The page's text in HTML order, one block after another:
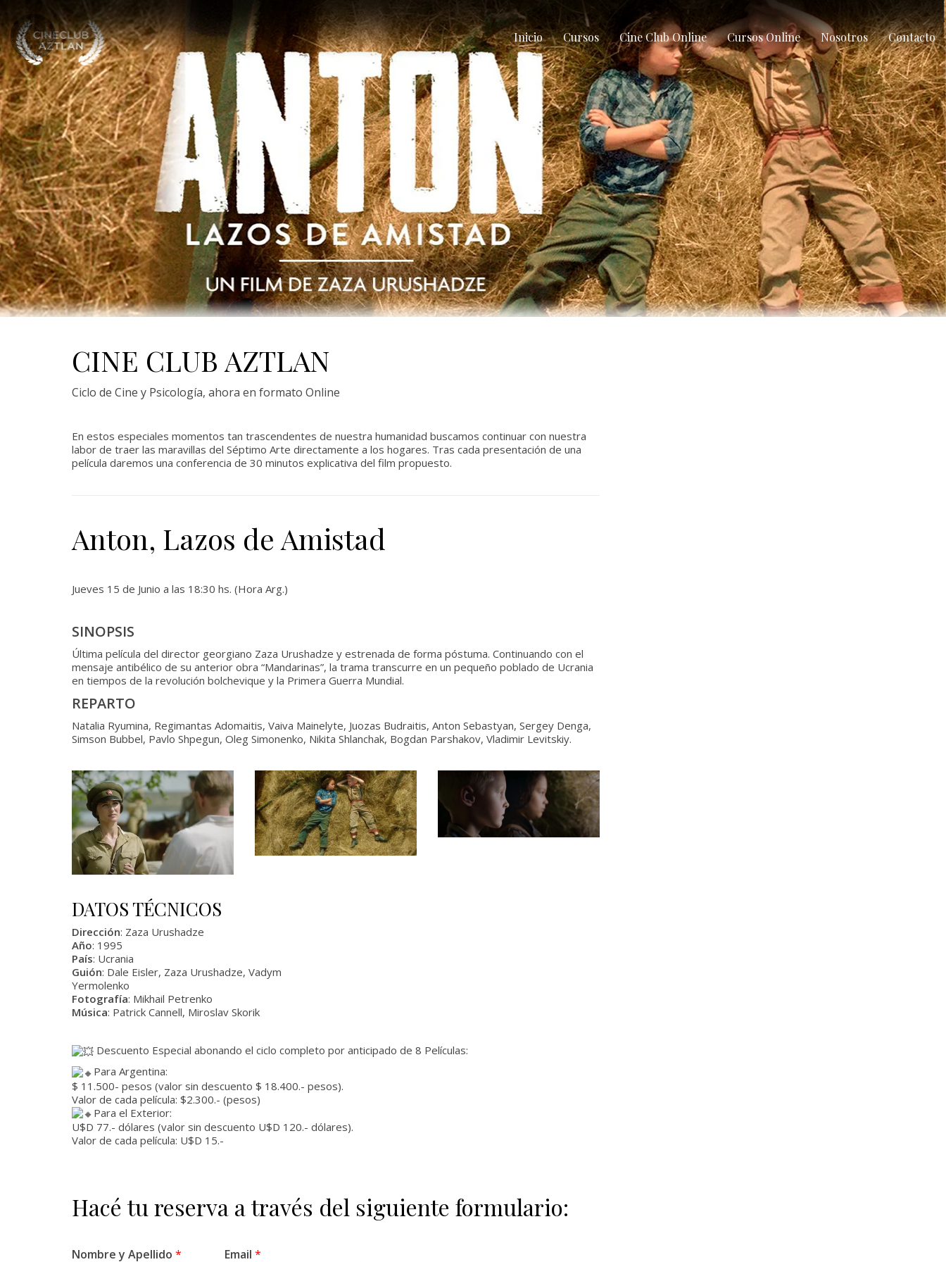
Inicio Cursos Cine Club Online Cursos Online Nosotros Contacto
CINE CLUB AZTLAN
Ciclo de Cine y Psicología, ahora en formato Online
En estos especiales momentos tan trascendentes de nuestra humanidad buscamos continuar con nuestra
labor de traer las maravillas del Séptimo Arte directamente a los hogares. Tras cada presentación de una
película daremos una conferencia de 30 minutos explicativa del film propuesto.
Anton, Lazos de Amistad
Jueves 15 de Junio a las 18:30 hs. (Hora Arg.)
SINOPSIS
Última película del director georgiano Zaza Urushadze y estrenada de forma póstuma. Continuando con el
mensaje antibélico de su anterior obra “Mandarinas”, la trama transcurre en un pequeño poblado de Ucrania
en tiempos de la revolución bolchevique y la Primera Guerra Mundial.
REPARTO
Natalia Ryumina, Regimantas Adomaitis, Vaiva Mainelyte, Juozas Budraitis, Anton Sebastyan, Sergey Denga,
Simson Bubbel, Pavlo Shpegun, Oleg Simonenko, Nikita Shlanchak, Bogdan Parshakov, Vladimir Levitskiy.
DATOS TÉCNICOS
Dirección: Zaza Urushadze
Año: 1995
País: Ucrania
Guión: Dale Eisler, Zaza Urushadze, Vadym
Yermolenko
Fotografía: Mikhail Petrenko
Música: Patrick Cannell, Miroslav Skorik
Descuento Especial abonando el ciclo completo por anticipado de 8 Películas:
Para Argentina:
$ 11.500- pesos (valor sin descuento $ 18.400.- pesos).
Valor de cada película: $2.300.- (pesos)
Para el Exterior:
U$D 77.- dólares (valor sin descuento U$D 120.- dólares).
Valor de cada película: U$D 15.-
Hacé tu reserva a través del siguiente formulario:
Nombre y Apellido * Email *